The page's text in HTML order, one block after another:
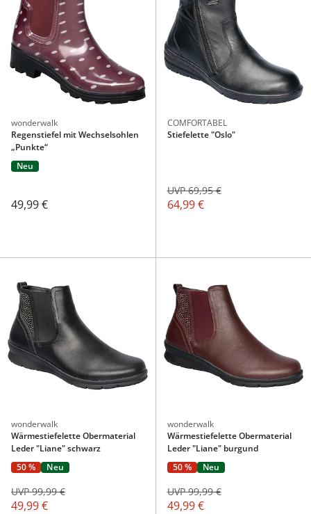
wonderwalk
Regenstiefel mit Wechselsohlen
„Punkte“
Neu
49,99 €
COMFORTABEL
Stiefelette "Oslo"
64,99 €
UVP 69,95 €
wonderwalk
Wärmestiefelette Obermaterial
Leder "Liane" schwarz
50 %
Neu
49,99 €
UVP 99,99 €
wonderwalk
Wärmestiefelette Obermaterial
Leder "Liane" burgund
50 %
Neu
49,99 €
UVP 99,99 €